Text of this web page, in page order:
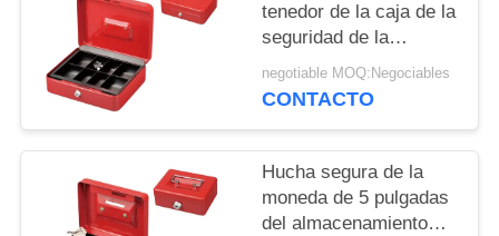
PRIVACY
POLICY
tenedor de la caja de la
seguridad de la
moneda del
almacenamiento
compartimientos de la
llave de cerradura 8
negotiable MOQ:Negociables
CONTACTO
Hucha segura de la
moneda de 5 pulgadas
del almacenamiento